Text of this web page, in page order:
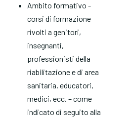
Ambito formativo -
corsi di formazione
rivolti a genitori,
insegnanti,
professionisti della
riabilitazione e di area
sanitaria, educatori,
medici, ecc. – come
indicato di seguito alla